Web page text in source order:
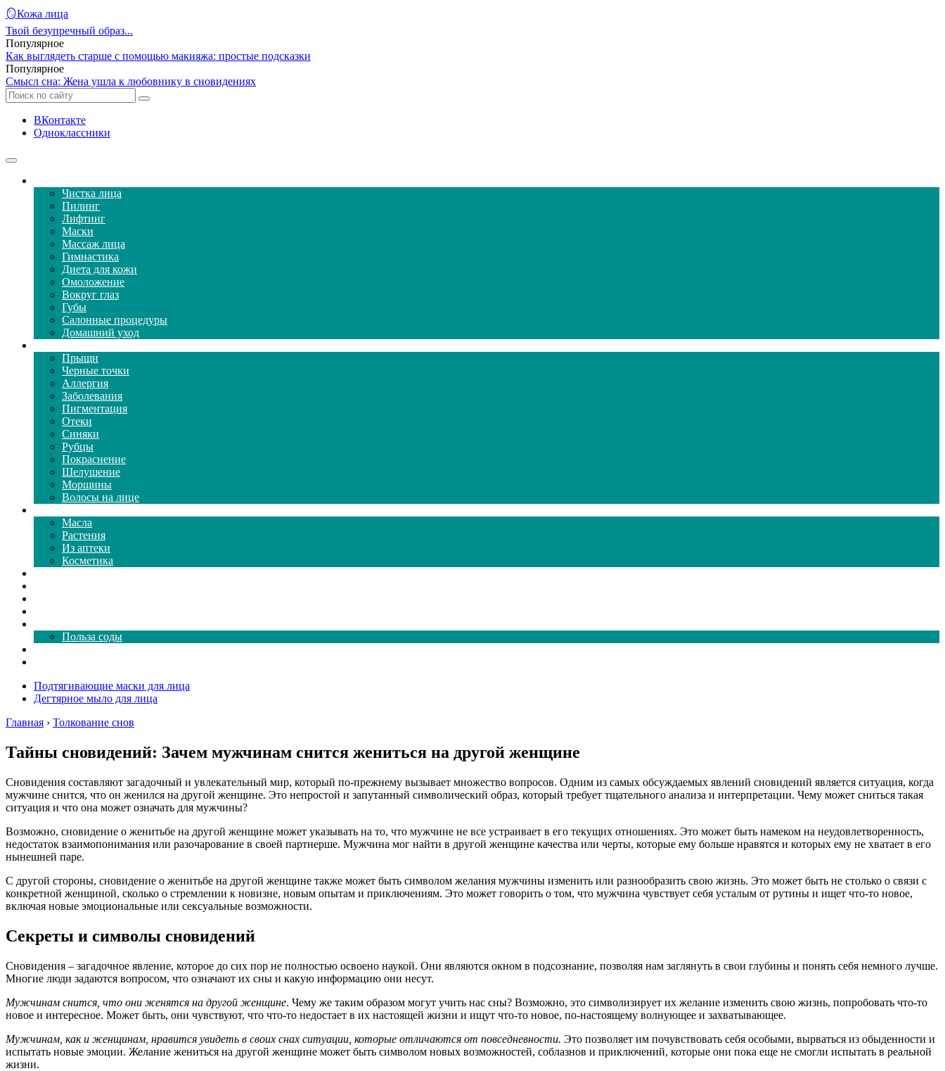
🪞Кожа лица
Твой безупречный образ...
Популярное
Как выглядеть старше с помощью макияжа: простые подсказки
Популярное
Смысл сна: Жена ушла к любовнику в сновидениях
ВКонтакте
Одноклассники
Чистка лица
Пилинг
Лифтинг
Маски
Массаж лица
Гимнастика
Диета для кожи
Омоложение
Вокруг глаз
Губы
Салонные процедуры
Домашний уход
Прыщи
Черные точки
Аллергия
Заболевания
Пигментация
Отеки
Синяки
Рубцы
Покраснение
Шелушение
Морщины
Волосы на лице
Масла
Растения
Из аптеки
Косметика
Польза соды
Подтягивающие маски для лица
Дегтярное мыло для лица
Главная › Толкование снов
Тайны сновидений: Зачем мужчинам снится жениться на другой женщине
Сновидения составляют загадочный и увлекательный мир, который по-прежнему вызывает множество вопросов. Одним из самых обсуждаемых явлений сновидений является ситуация, когда
мужчине снится, что он женился на другой женщине. Это непростой и запутанный символический образ, который требует тщательного анализа и интерпретации. Чему может сниться такая
ситуация и что она может означать для мужчины?
Возможно, сновидение о женитьбе на другой женщине может указывать на то, что мужчине не все устраивает в его текущих отношениях. Это может быть намеком на неудовлетворенность,
недостаток взаимопонимания или разочарование в своей партнерше. Мужчина мог найти в другой женщине качества или черты, которые ему больше нравятся и которых ему не хватает в его
нынешней паре.
С другой стороны, сновидение о женитьбе на другой женщине также может быть символом желания мужчины изменить или разнообразить свою жизнь. Это может быть не столько о связи с
конкретной женщиной, сколько о стремлении к новизне, новым опытам и приключениям. Это может говорить о том, что мужчина чувствует себя усталым от рутины и ищет что-то новое,
включая новые эмоциональные или сексуальные возможности.
Секреты и символы сновидений
Сновидения – загадочное явление, которое до сих пор не полностью освоено наукой. Они являются окном в подсознание, позволяя нам заглянуть в свои глубины и понять себя немного лучше.
Многие люди задаются вопросом, что означают их сны и какую информацию они несут.
Мужчинам снится, что они женятся на другой женщине. Чему же таким образом могут учить нас сны? Возможно, это символизирует их желание изменить свою жизнь, попробовать что-то
новое и интересное. Может быть, они чувствуют, что что-то недостает в их настоящей жизни и ищут что-то новое, по-настоящему волнующее и захватывающее.
Мужчинам, как и женщинам, нравится увидеть в своих снах ситуации, которые отличаются от повседневности. Это позволяет им почувствовать себя особыми, вырваться из обыденности и
испытать новые эмоции. Желание жениться на другой женщине может быть символом новых возможностей, соблазнов и приключений, которые они пока еще не смогли испытать в реальной
жизни.